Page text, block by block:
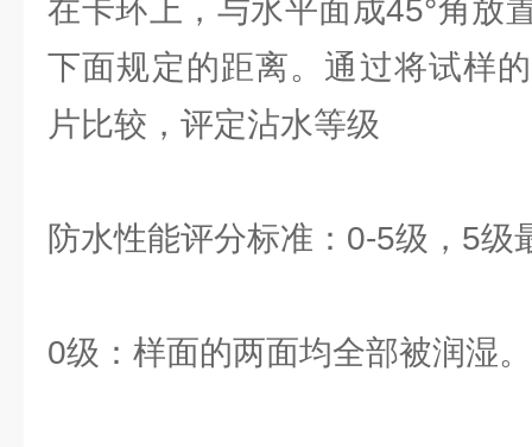
在卡环上，与水平面成45°角放
下面规定的距离。通过将试样
片比较，评定沾水等级
防水性能评分标准：0-5级，5级
0级：样面的两面均全部被润湿。